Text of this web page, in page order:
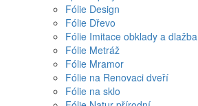
Fólie Design
Fólie Dřevo
Fólie Imitace obklady a dlažba
Fólie Metráž
Fólie Mramor
Fólie na Renovaci dveří
Fólie na sklo